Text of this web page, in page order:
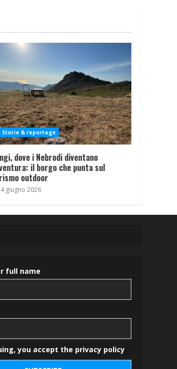
Storie & reportage
dove i Nebrodi diventano
il borgo che punta sul
outdoor
4 giugno 2026
full name
you accept the privacy policy